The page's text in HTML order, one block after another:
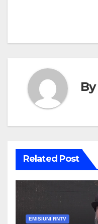
By
Related Post
EMISIUNI RNTV